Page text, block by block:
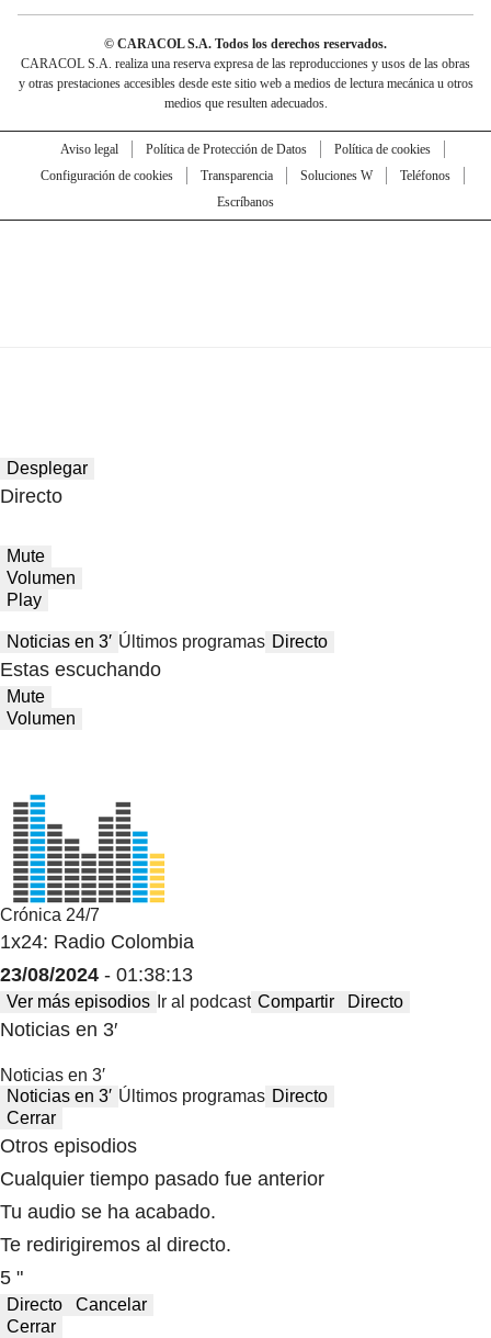
© CARACOL S.A. Todos los derechos reservados.
CARACOL S.A. realiza una reserva expresa de las reproducciones y usos de las obras
y otras prestaciones accesibles desde este sitio web a medios de lectura mecánica u otros
medios que resulten adecuados.
Aviso legal Política de Protección de Datos
Política de cookies
Configuración de cookies
Transparencia Soluciones W
Teléfonos
Escríbanos
Desplegar
Directo
Mute
Volumen
Play
Noticias en 3′ Últimos programas Directo
Estas escuchando
Mute
Volumen
Crónica 24/7
1x24: Radio Colombia
23/08/2024 - 01:38:13
Ver más episodios Ir al podcast Compartir Directo
Noticias en 3′
Noticias en 3′
Noticias en 3′ Últimos programas Directo
Cerrar
Otros episodios
Cualquier tiempo pasado fue anterior
Tu audio se ha acabado.
Te redirigiremos al directo.
5 "
Directo
Cancelar
Cerrar